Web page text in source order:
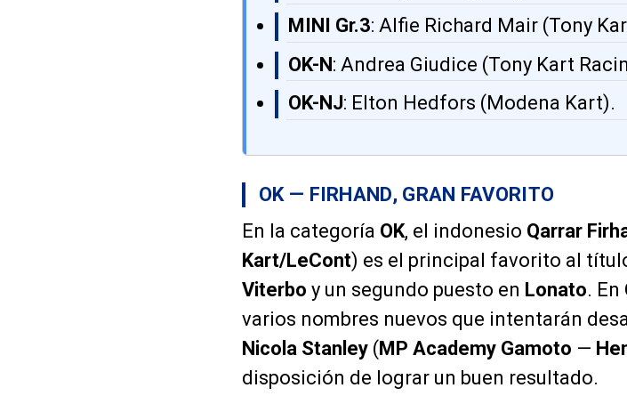
MINI Gr.3: Alfie Richard Mair (Tony
OK-N: Andrea Giudice (Tony Kart
OK-NJ: Elton Hedfors (Modena Kart).
OK — FIRHAND, GRAN FAVORITO
En la categoría OK, el indonesio Qarrar
Kart/LeCont) es el principal favorito al
Viterbo y un segundo puesto en Lonato. En
varios nombres nuevos que intentarán
Nicola Stanley (MP Academy Gamoto —
disposición de lograr un buen resultado.